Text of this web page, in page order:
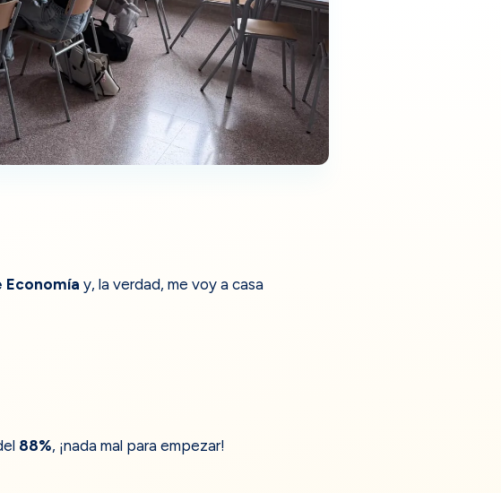
Economía y, la verdad, me voy a casa
88%, ¡nada mal para empezar!